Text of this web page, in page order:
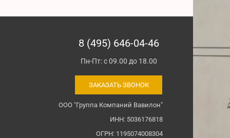
8 (495) 646-04-46
Пн-Пт: с 09.00 до 18.00
ЗАКАЗАТЬ ЗВОНОК
ООО "Группа Компаний Вавилон"
ИНН: 5036176818
ОГРН: 1195074008304